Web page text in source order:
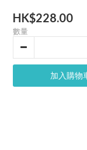
HK$228.00
數量
加入購物